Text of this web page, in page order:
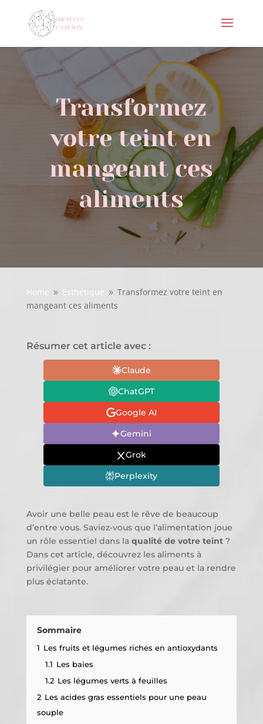
Transformez
votre teint en
mangeant ces
aliments
Home 9 Esthétique 9 Transformez votre teint en
mangeant ces aliments
Résumer cet article avec :
Claude
ChatGPT
Google AI
Gemini
Grok
Perplexity
Avoir une belle peau est le rêve de beaucoup
d’entre vous. Saviez-vous que l’alimentation joue
un rôle essentiel dans la qualité de votre teint?
Dans cet article, découvrez les aliments à
privilégier pour améliorer votre peau et la rendre
plus éclatante.
Sommaire
1 Les fruits et légumes riches en antioxydants
1.1 Les baies
1.2 Les légumes verts à feuilles
2 Les acides gras essentiels pour une peau
souple